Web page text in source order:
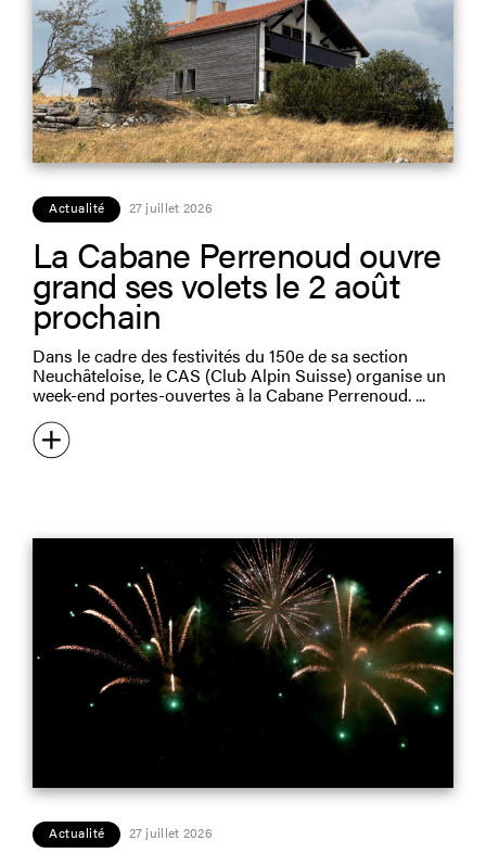
Actualité 27 juillet 2026
La Cabane Perrenoud ouvre
grand ses volets le 2 août
prochain
Dans le cadre des festivités du 150e de sa section
Neuchâteloise, le CAS (Club Alpin Suisse) organise un
week-end portes-ouvertes à la Cabane Perrenoud.
Actualité 27 juillet 2026